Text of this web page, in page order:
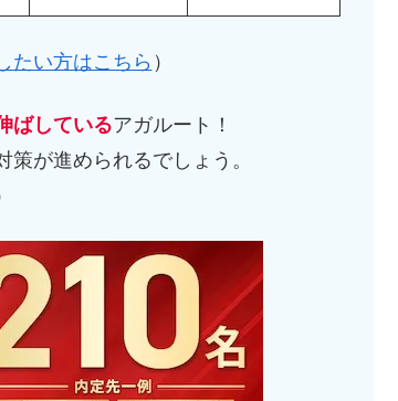
たい方はこちら ）
ばしているアガルート！
策が進められるでしょう。